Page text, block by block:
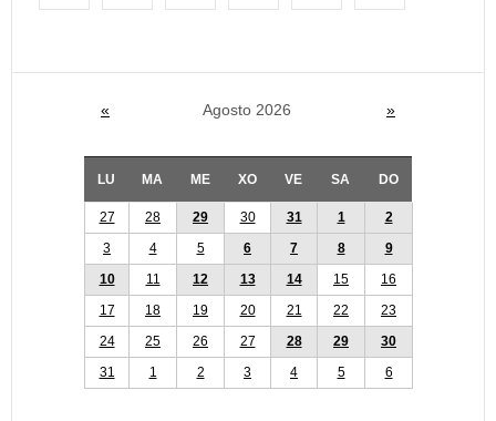
« Agosto 2026 »
LU MA ME XO VE SA DO
27 28 29 30 31 1
2
3
4 5 6 7 8
9
10
11 12 13 14 15
16
17
18 19 20 21 22
23
24
25 26 27 28 29
30
31
1 2 3 4 5 6